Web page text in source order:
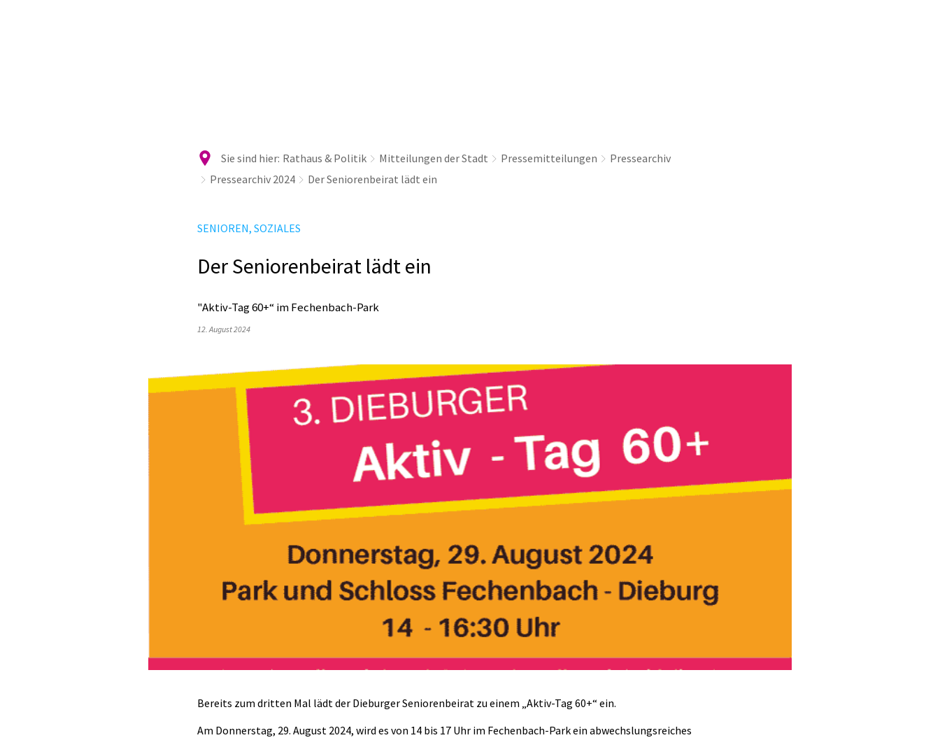
Sie sind hier: Rathaus & Politik Mitteilungen der Stadt Pressemitteilungen
Pressearchiv
Pressearchiv 2024
Der Seniorenbeirat lädt ein
SENIOREN, SOZIALES
Der Seniorenbeirat lädt ein
"Aktiv-Tag 60+“ im Fechenbach-Park
12. August 2024
Bereits zum dritten Mal lädt der Dieburger Seniorenbeirat zu einem „Aktiv-Tag 60+“ ein.
Am Donnerstag, 29. August 2024, wird es von 14 bis 17 Uhr im Fechenbach-Park ein abwechslungsreiches